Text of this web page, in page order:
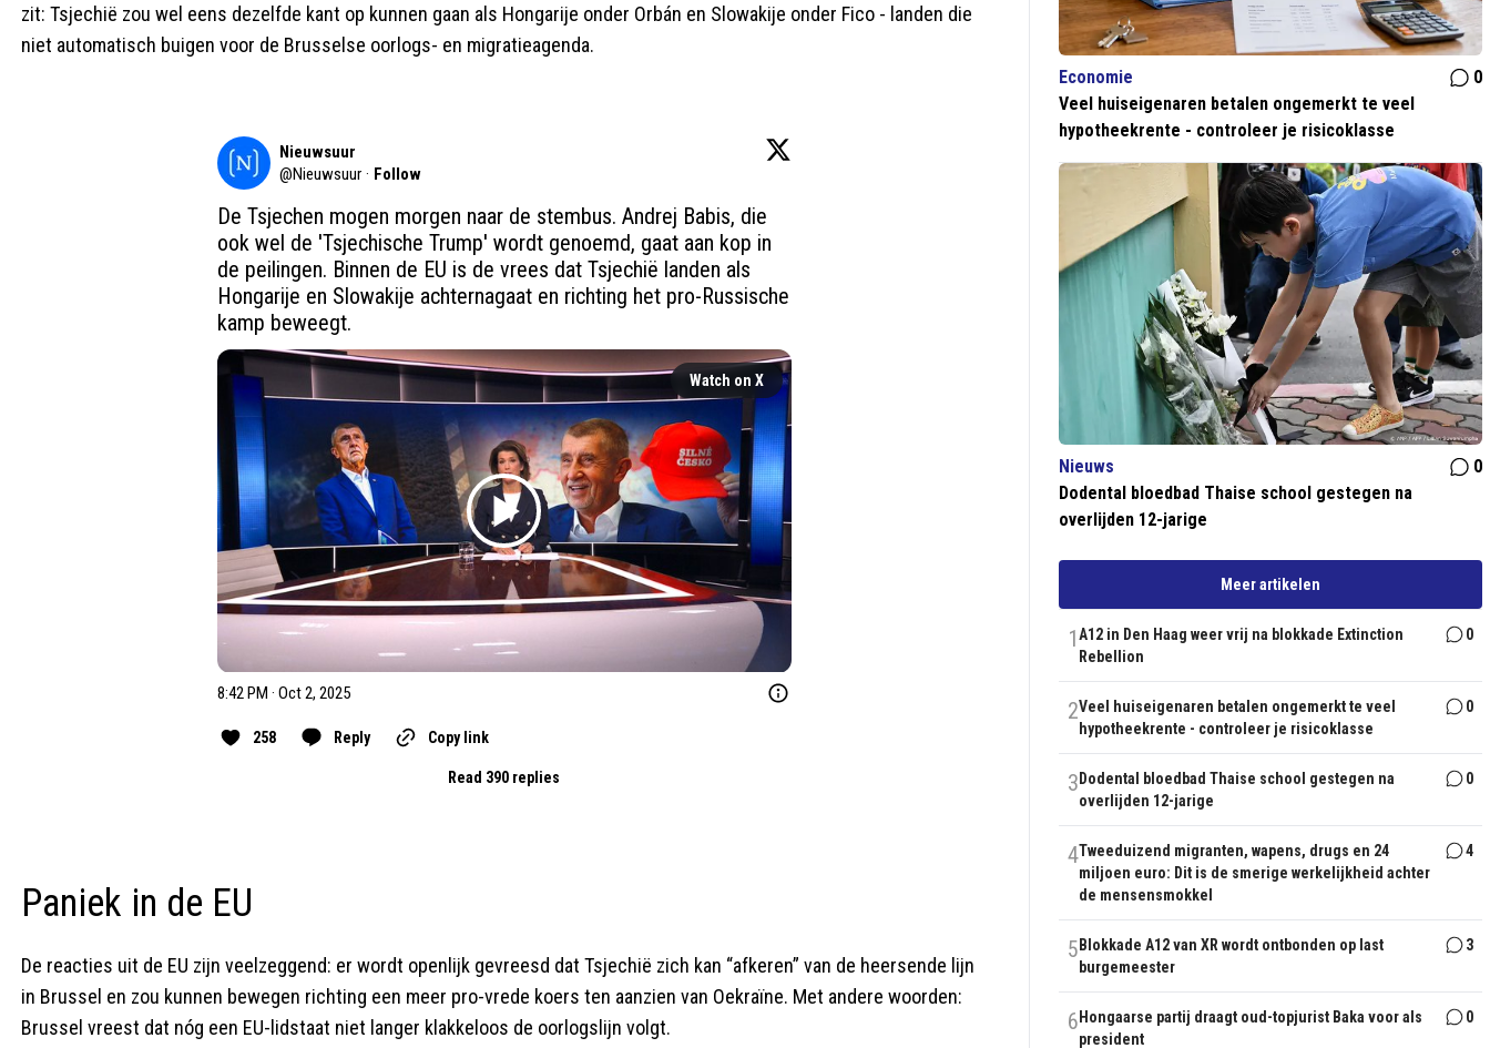
zit: Tsjechië zou wel eens dezelfde kant op kunnen gaan als Hongarije onder Orbán en Slowakije onder Fico - landen die
niet automatisch buigen voor de Brusselse oorlogs- en migratieagenda.
Nieuwsuur
@Nieuwsuur · Follow
De Tsjechen mogen morgen naar de stembus. Andrej Babis, die
ook wel de 'Tsjechische Trump' wordt genoemd, gaat aan kop in
de peilingen. Binnen de EU is de vrees dat Tsjechië landen als
Hongarije en Slowakije achternagaat en richting het pro-Russische
kamp beweegt.
Watch on X
8:42 PM · Oct 2, 2025
258 Reply Copy link
Read 390 replies
Paniek in de EU
De reacties uit de EU zijn veelzeggend: er wordt openlijk gevreesd dat Tsjechië zich kan “afkeren” van de heersende lijn
in Brussel en zou kunnen bewegen richting een meer pro-vrede koers ten aanzien van Oekraïne. Met andere woorden:
Brussel vreest dat nóg een EU-lidstaat niet langer klakkeloos de oorlogslijn volgt.
Economie
0
Veel huiseigenaren betalen ongemerkt te veel
hypotheekrente - controleer je risicoklasse
Nieuws
0
Dodental bloedbad Thaise school gestegen na
overlijden 12-jarige
Meer artikelen
1A12 in Den Haag weer vrij na blokkade Extinction
Rebellion
0
2Veel huiseigenaren betalen ongemerkt te veel
hypotheekrente - controleer je risicoklasse
0
3 Dodental bloedbad Thaise school gestegen na
overlijden 12-jarige
0
4Tweeduizend migranten, wapens, drugs en 24
miljoen euro: Dit is de smerige werkelijkheid achter
de mensensmokkel
4
5 Blokkade A12 van XR wordt ontbonden op last
burgemeester
3
6 Hongaarse partij draagt oud-topjurist Baka voor als
president
0